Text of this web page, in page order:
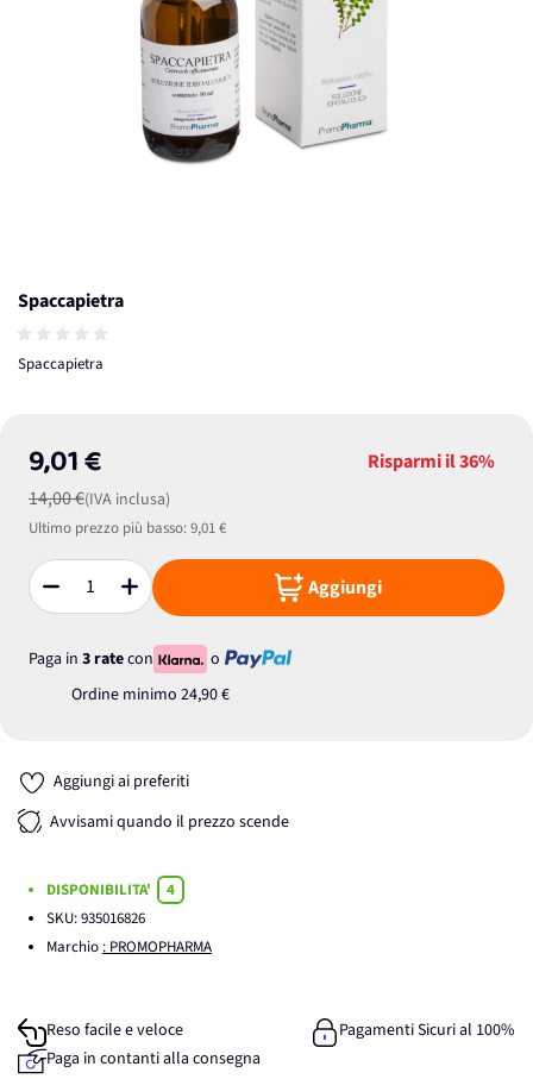
Spaccapietra
Spaccapietra
9,01 €
14,00 €(IVA inclusa)
Risparmi il36%
Ultimo prezzo più basso:9,01 €
Quantità Aggiungi
Paga in 3 ratecon
o
Ordine minimo 24,90 €
Aggiungi ai preferiti
Avvisami quando il prezzo scende
DISPONIBILITA'
4
SKU:935016826
Marchio : PROMOPHARMA
Reso facile e veloce
Pagamenti Sicuri al 100%
Paga in contanti alla consegna